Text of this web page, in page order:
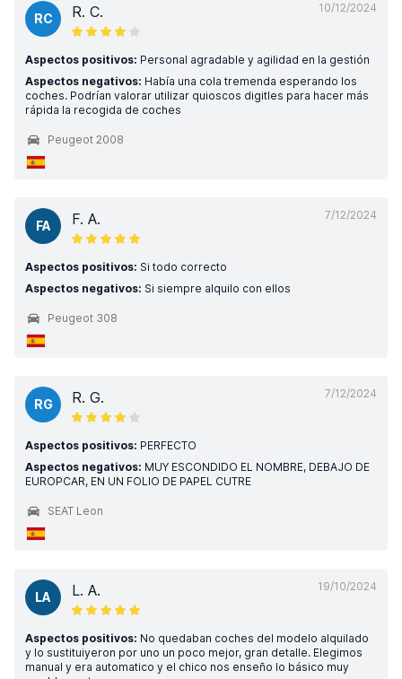
10/12/2024
RC R. C.
Aspectos positivos: Personal agradable y agilidad en la gestión
Aspectos negativos: Había una cola tremenda esperando los
coches. Podrían valorar utilizar quioscos digitles para hacer más
rápida la recogida de coches
Peugeot 2008
7/12/2024
FA F. A.
Aspectos positivos: Si todo correcto
Aspectos negativos: Si siempre alquilo con ellos
Peugeot 308
7/12/2024
RG R. G.
Aspectos positivos: PERFECTO
Aspectos negativos: MUY ESCONDIDO EL NOMBRE, DEBAJO DE
EUROPCAR, EN UN FOLIO DE PAPEL CUTRE
SEAT Leon
19/10/2024
LA L. A.
Aspectos positivos: No quedaban coches del modelo alquilado
y lo sustituiyeron por uno un poco mejor, gran detalle. Elegimos
manual y era automatico y el chico nos enseño lo básico muy